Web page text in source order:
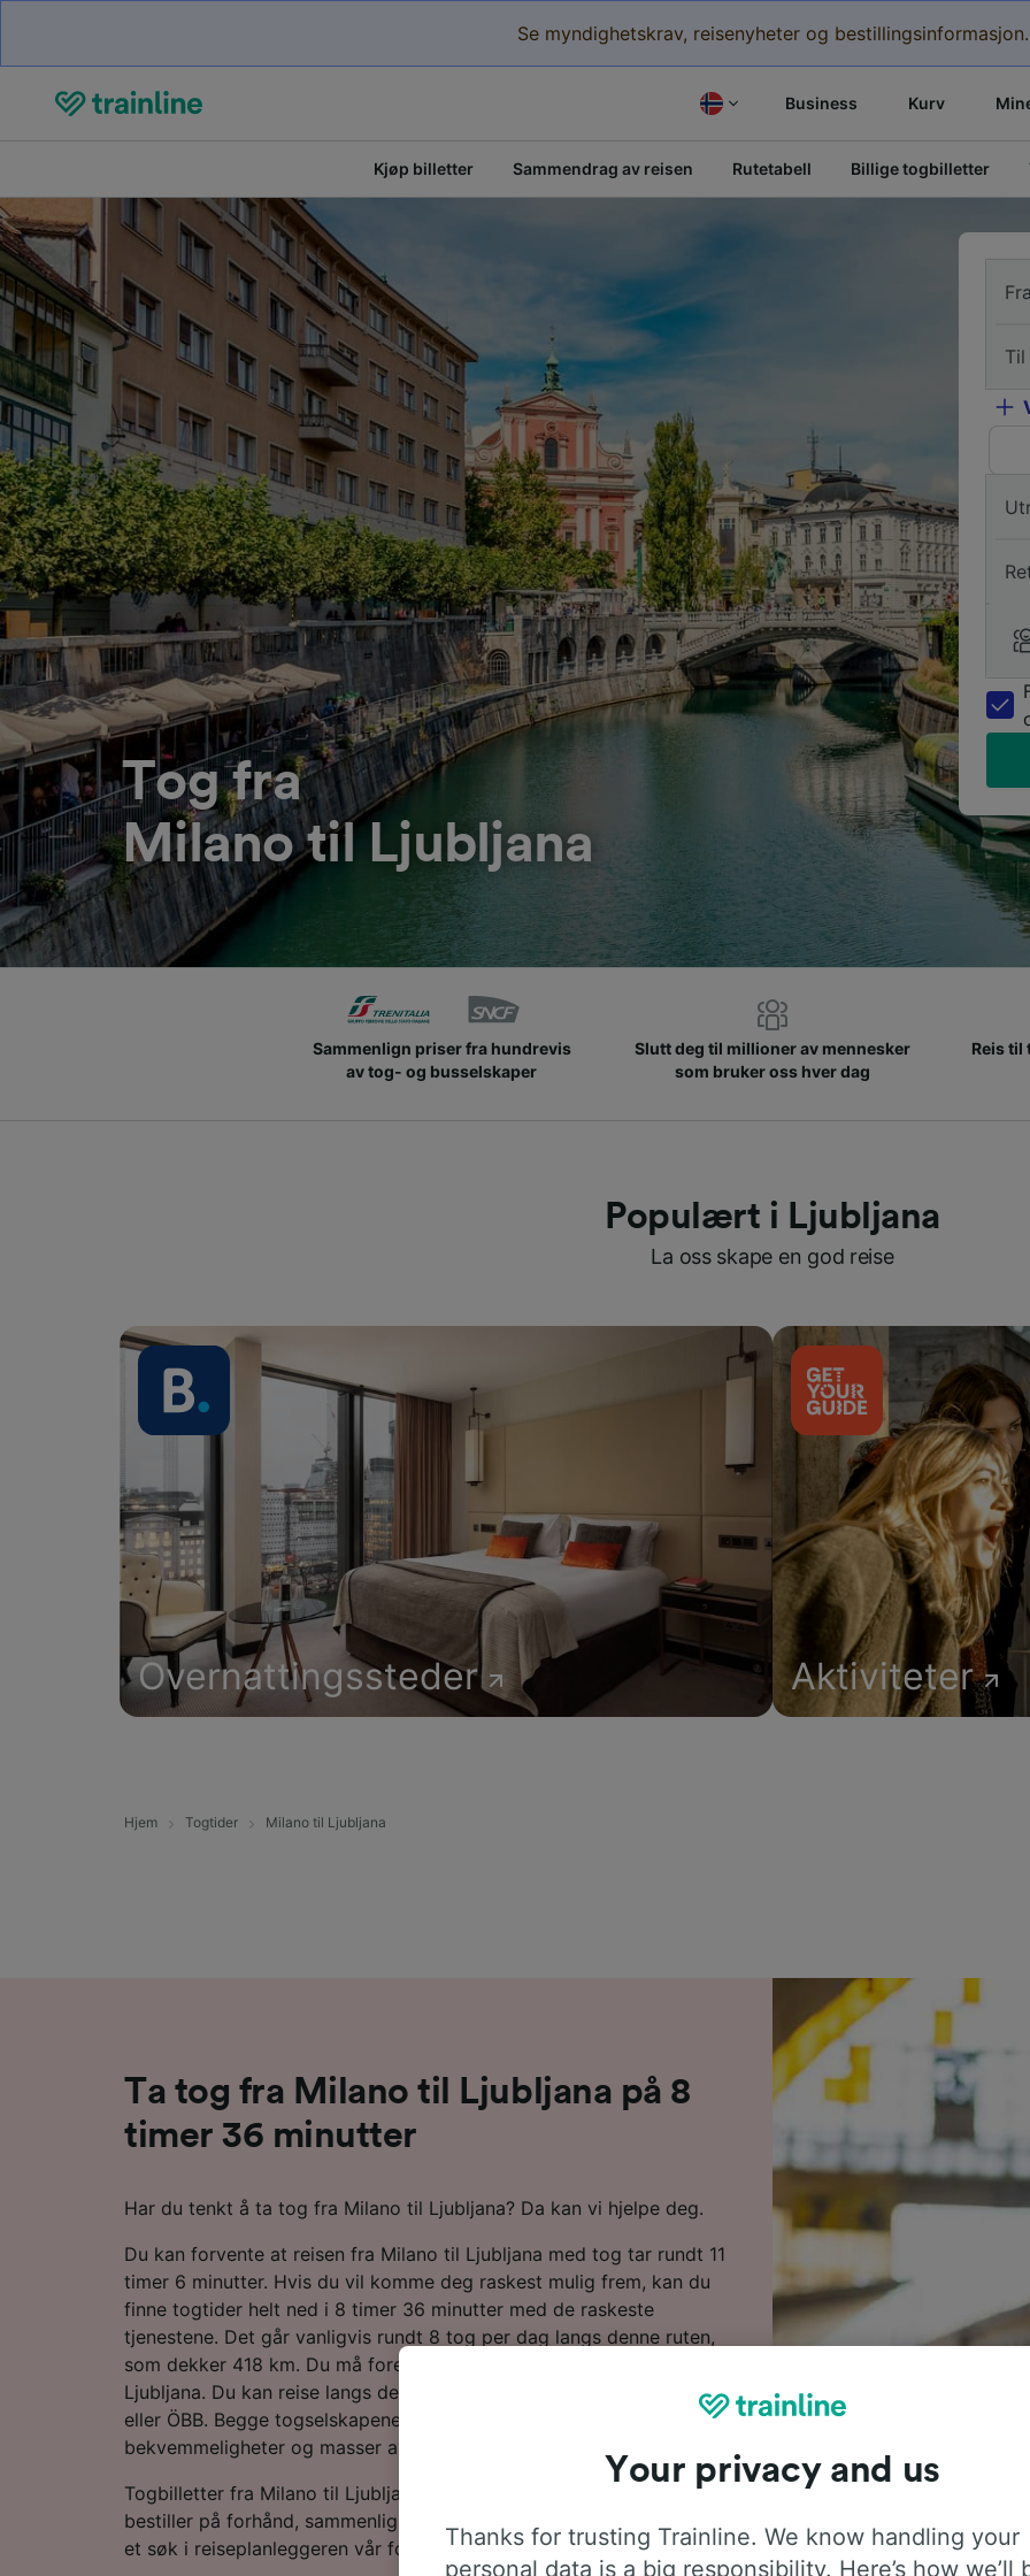
Se myndighetskrav, reisenyheter og bestillingsinformasjon.
Business Kurv
Kjøp billetter Sammendrag av reisen Rutetabell Billige togbilletter
Tog fra
Milano til Ljubljana
Til
Sammenlign priser fra hundrevis
av tog- og busselskaper
Slutt deg til millioner av mennesker
som bruker oss hver dag
Reis til
Populært i Ljubljana
La oss skape en god reise
Overnattingssteder Aktiviteter
Hjem Togtider Milano til Ljubljana
Ta tog fra Milano til Ljubljana på 8
timer 36 minutter
Har du tenkt å ta tog fra Milano til Ljubljana? Da kan vi hjelpe deg.
Du kan forvente at reisen fra Milano til Ljubljana med tog tar rundt 11
timer 6 minutter. Hvis du vil komme deg raskest mulig frem, kan du
finne togtider helt ned i 8 timer 36 minutter med de raskeste
tjenestene. Det går vanligvis rundt 8 tog per dag langs denne ruten,
som dekker 418 km. Du må foreta 2 bytter underveis på reisen din til
Ljubljana. Du kan reise langs denne ruten med tog fra enten Trenitalia
eller ÖBB. Begge togselskapene driver moderne tjenester med alle
bekvemmeligheter og masser av plass til bagasje.
Togbilletter fra Milano til Ljubljana er vanligvis billigere når du
bestiller på forhånd, sammenlignet med å kjøpe dem på dagen. Start
et søk i reiseplanleggeren vår for å sjekke de nyeste prisene.
Your privacy and us
Thanks for trusting Trainline. We know handling your
personal data is a big responsibility. Here’s how we’ll